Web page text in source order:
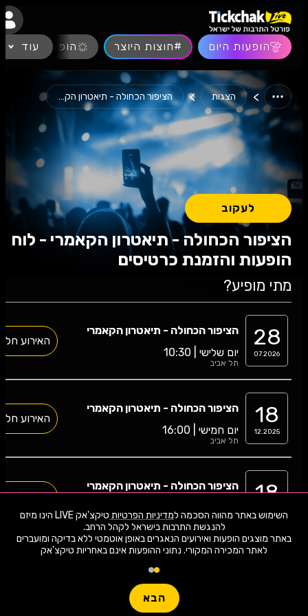
השימוש באתר מהווה הסכמה למדיניות הפרטיות
טיקצ'אק LIVE הינו מיזם
באתר מוצגים הופעות ואירועים הנאגרים באופן אוטמטי ללא בדיקה ומועברים
לאתר המכירה המקורי. נתוני ההופעות אינם באחריות טיקצ'אק
הבא
הופעות היום #חוצות היוצר הופעות חיות
עוד
> הצגות > הציפור הכחולה - תיאטרון הקאמרי
הציפור הכחולה - תיאטרון הקאמרי - לוח
הופעות והזמנת כרטיסים
לעקוב
מתי מופיע?
28
07.2026
הציפור הכחולה - תיאטרון הקאמרי
יום שלישי | 10:30
תל אביב
האירוע
18
12.2025
הציפור הכחולה - תיאטרון הקאמרי
יום חמישי | 16:00
תל אביב
האירוע
18
הציפור הכחולה - תיאטרון הקאמרי
תל אביב
האירוע